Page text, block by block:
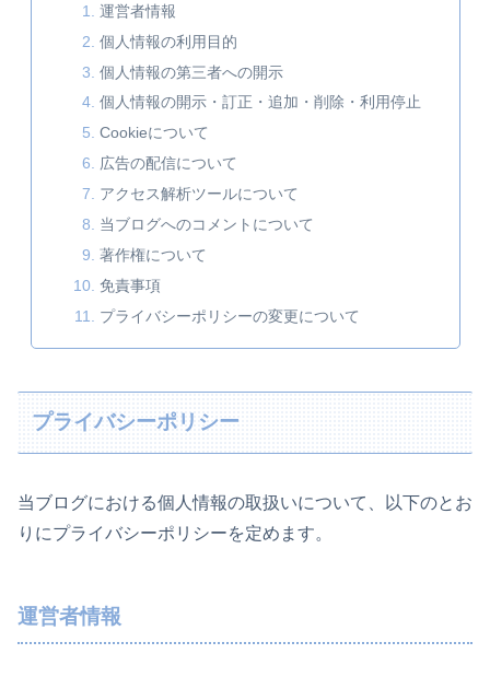
運営者情報
個人情報の利用目的
個人情報の第三者への開示
個人情報の開示・訂正・追加・削除・利用停止
Cookieについて
広告の配信について
アクセス解析ツールについて
当ブログへのコメントについて
著作権について
免責事項
プライバシーポリシーの変更について
プライバシーポリシー
当ブログにおける個人情報の取扱いについて、以下のとお
りにプライバシーポリシーを定めます。
運営者情報